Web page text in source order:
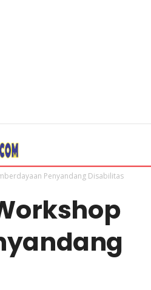
Penyandang Disabilitas